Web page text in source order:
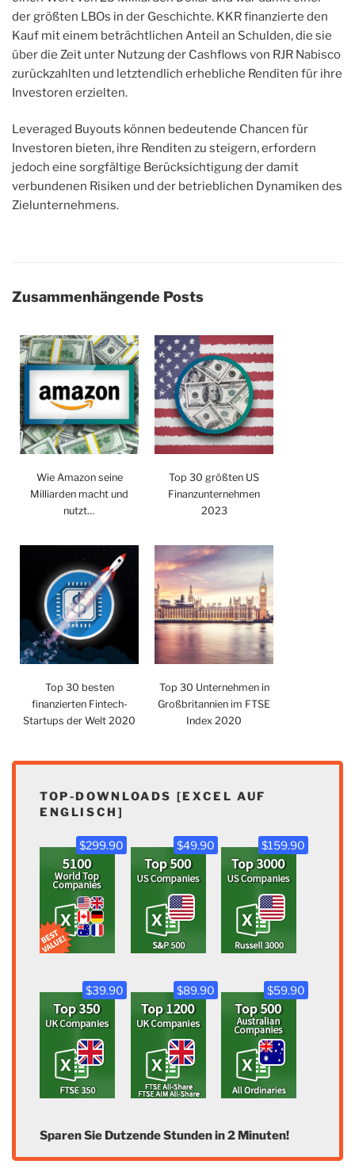
der größten LBOs in der Geschichte. KKR finanzierte den
Kauf mit einem beträchtlichen Anteil an Schulden, die sie
über die Zeit unter Nutzung der Cashflows von RJR Nabisco
zurückzahlten und letztendlich erhebliche Renditen für ihre
Investoren erzielten.
Leveraged Buyouts können bedeutende Chancen für
Investoren bieten, ihre Renditen zu steigern, erfordern
jedoch eine sorgfältige Berücksichtigung der damit
verbundenen Risiken und der betrieblichen Dynamiken des
Zielunternehmens.
Zusammenhängende Posts
Wie Amazon seine
Milliarden macht und
nutzt…
Top 30 größten US
Finanzunternehmen
2023
Top 30 besten
finanzierten Fintech-
Startups der Welt 2020
Top 30 Unternehmen in
Großbritannien im FTSE
Index 2020
TOP-DOWNLOADS [EXCEL AUF
ENGLISCH]
$299.90 $49.90 $159.90
$39.90 $89.90 $59.90
Sparen Sie Dutzende Stunden in 2 Minuten!